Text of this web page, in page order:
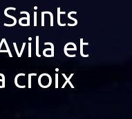
et
croix